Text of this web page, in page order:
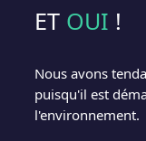
ET OUI !
Nous avons
puisqu'il est
l'environnement.